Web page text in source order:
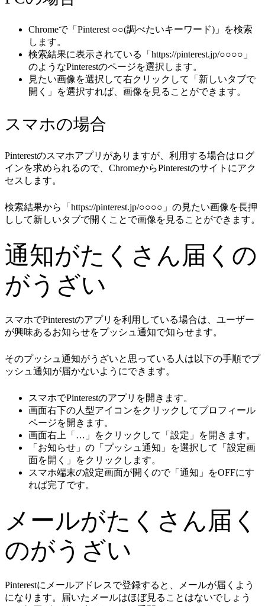
Chromeで「Pinterest ○○(調べたいキーワード)」を検索
します。
検索結果に表示されている「https://pinterest.jp/○○○○」
のようなPinterestのページを選択します。
見たい画像を選択して右クリックして「新しいタブで
開く」を選択すれば、画像を見ることができます。
スマホの場合
Pinterestのスマホアプリがありますが、利用する場合はログ
インを求められるので、ChromeからPinterestのサイトにアク
セスします。
検索結果から「https://pinterest.jp/○○○○」の見たい画像を長押
しして新しいタブで開くことで画像を見ることができます。
通知がたくさん届くの
がうざい
スマホでPinterestのアプリを利用している場合は、ユーザー
が興味あるお知らせをプッシュ通知で知らせます。
そのプッシュ通知がうざいと思っている人は以下の手順でプ
ッシュ通知が届かないようにできます。
スマホでPinterestのアプリを開きます。
画面右下の人型アイコンをクリックしてプロフィール
ページを開きます。
画面右上「…」をクリックして「設定」を開きます。
「お知らせ」の「プッシュ通知」を選択して「設定画
面を開く」をクリックします。
スマホ端末の設定画面が開くので「通知」をOFFにす
れば完了です。
メールがたくさん届く
のがうざい
Pinterestにメールアドレスで登録すると、メールが届くよう
になります。届いたメールはほぼ見ることはないでしょう